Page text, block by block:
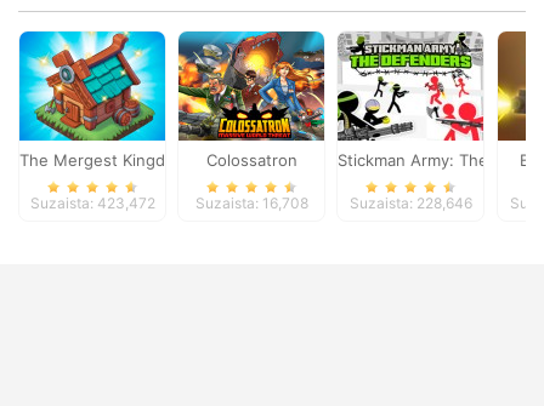
The Mergest Kingdom
Suzaista: 423,472
Colossatron
Suzaista: 16,708
Stickman Army: The
Suzaista: 228,646